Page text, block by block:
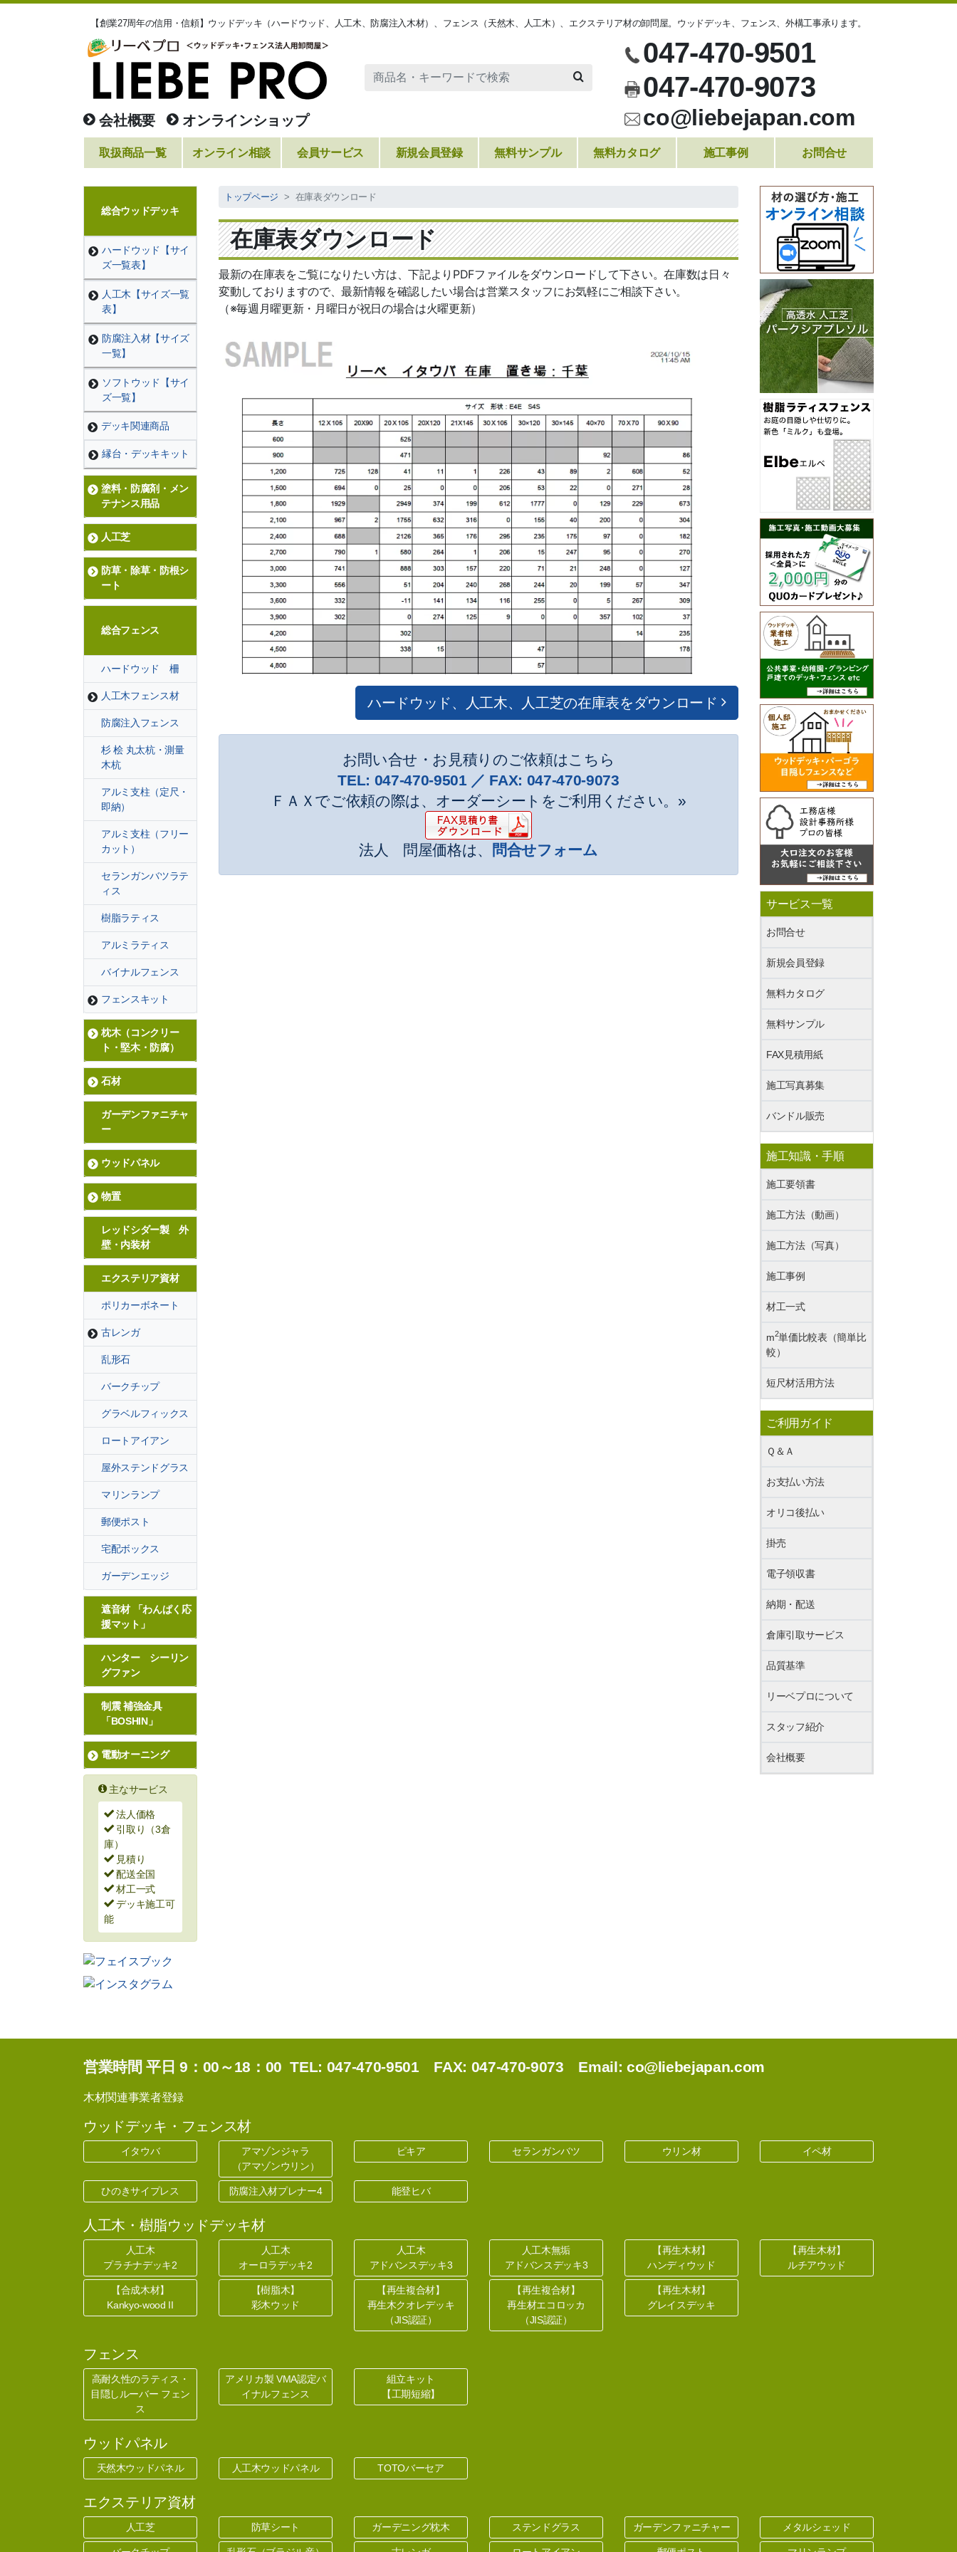
【創業27周年の信用・信頼】ウッドデッキ（ハードウッド、人工木、防腐注入木材）、フェンス（天然木、人工木）、エクステリア材の卸問屋。ウッドデッキ、フェンス、外構工事承ります。
会社概要 オンラインショップ
047-470-9501
047-470-9073
co@liebejapan.com
取扱商品一覧 オンライン相談 会員サービス 新規会員登録 無料サンプル 無料カタログ 施工事例 お問合せ
総合ウッドデッキ
ハードウッド【サイ
ズ一覧表】
人工木【サイズ一覧
表】
防腐注入材【サイズ
一覧】
ソフトウッド【サイ
ズ一覧】
デッキ関連商品
縁台・デッキキット
塗料・防腐剤・メン
テナンス用品
人工芝
防草・除草・防根シ
ート
総合フェンス
ハードウッド 柵
人工木フェンス材
防腐注入フェンス
杉 桧 丸太杭・測量
木杭
アルミ支柱（定尺・
即納）
アルミ支柱（フリー
カット）
セランガンバツラテ
ィス
樹脂ラティス
アルミラティス
バイナルフェンス
フェンスキット
枕木（コンクリー
ト・堅木・防腐）
石材
ガーデンファニチャ
ー
ウッドパネル
物置
レッドシダー製 外
壁・内装材
エクステリア資材
ポリカーボネート
古レンガ
乱形石
バークチップ
グラベルフィックス
ロートアイアン
屋外ステンドグラス
マリンランプ
郵便ポスト
宅配ボックス
ガーデンエッジ
遮音材 「わんぱく応
援マット」
ハンター シーリン
グファン
制震 補強金具
「BOSHIN」
電動オーニング
主なサービス
法人価格
引取り（3倉
庫）
見積り
配送全国
材工一式
デッキ施工可
能
トップページ 在庫表ダウンロード
在庫表ダウンロード
最新の在庫表をご覧になりたい方は、下記よりPDFファイルをダウンロードして下さい。在庫数は日々
変動しておりますので、最新情報を確認したい場合は営業スタッフにお気軽にご相談下さい。
（※毎週月曜更新・月曜日が祝日の場合は火曜更新）
ハードウッド、人工木、人工芝の在庫表をダウンロード
お問い合せ・お見積りのご依頼はこちら
TEL: 047-470-9501 ／ FAX: 047-470-9073
ＦＡＸでご依頼の際は、オーダーシートをご利用ください。»
法人 問屋価格は、 問合せフォーム
公開日: 2010年8月4日
サービス一覧
お問合せ
新規会員登録
無料カタログ
無料サンプル
FAX見積用紙
施工写真募集
バンドル販売
施工知識・手順
施工要領書
施工方法（動画）
施工方法（写真）
施工事例
材工一式
m2単価比較表（簡単比
較）
短尺材活用方法
ご利用ガイド
Ｑ＆Ａ
お支払い方法
オリコ後払い
掛売
電子領収書
納期・配送
倉庫引取サービス
品質基準
リーベプロについて
スタッフ紹介
会社概要
営業時間 平日 9：00～18：00 TEL: 047-470-9501 FAX: 047-470-9073 Email: co@liebejapan.com
木材関連事業者登録
ウッドデッキ・フェンス材
イタウバ
アマゾンジャラ
（アマゾンウリン）
ピキア セランガンバツ ウリン材 イペ材
ひのきサイプレス 防腐注入材プレナー4 能登ヒバ
人工木・樹脂ウッドデッキ材
人工木
プラチナデッキ2
人工木
オーロラデッキ2
人工木
アドバンスデッキ3
人工木無垢
アドバンスデッキ3
【再生木材】
ハンディウッド
【再生木材】
ルチアウッド
【合成木材】
Kankyo-wood II
【樹脂木】
彩木ウッド
【再生複合材】
再生木クオレデッキ
（JIS認証）
【再生複合材】
再生材エコロッカ
（JIS認証）
【再生木材】
グレイスデッキ
フェンス
高耐久性のラティス・
目隠しルーバー フェン
ス
アメリカ製 VMA認定バ
イナルフェンス
組立キット
【工期短縮】
ウッドパネル
天然木ウッドパネル 人工木ウッドパネル TOTOバーセア
エクステリア資材
人工芝 防草シート ガーデニング枕木 ステンドグラス ガーデンファニチャー メタルシェッド